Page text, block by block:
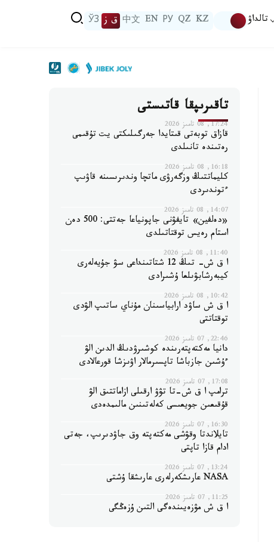
تالداۋ KZ
QZ
РУ
EN
中文 ق ز ЎЗ
تاقىرىپقا قاتىستى
17:24, 08 تامىز 2026
قازاق توبەتى قىتايدا جەرگىلىكتى يت تۇقىمى
رەتىندە تانىلدى
16:18, 08 تامىز 2026
كليماتتىڭ وزگەرۋى ماتچا وندىرىسىنە قاۋىپ
ءتوندىردى
14:07, 08 تامىز 2026
«دەلفين» تايفۋنى جاپونياعا جەتتى: 500 دەن
استام رەيس توقتاتىلدى
11:40, 08 تامىز 2026
ا ق ش- تىڭ 12 شتاتىنداعى سۋ جۇيەلەرى
كيبەرشابۋىلعا ۇشىرادى
10:42, 08 تامىز 2026
ا ق ش ساۋد ارابياسىنان مۇناي ساتىپ الۋدى
توقتاتتى
22:46, 07 تامىز 2026
دانيا مەكتەپتەرىندە كوشىرۋدىڭ الدىن الۋ
ءۇشىن جازباشا تاپسىرمالار اۋىزشا قورعالادى
17:08, 07 تامىز 2026
ترامپ ا ق ش-تا تۋۋ ارقىلى ازاماتتىق الۋ
قۇقىعىن جويعىسى كەلەتىنىن مالىمدەدى
16:30, 07 تامىز 2026
تايلاندتا وقۋشى مەكتەپتە وق جاۋدىرىپ، جەتى
ادام قازا تاپتى
13:24, 07 تامىز 2026
NASA عارىشكەرلەرى عارىشقا ۇشتى
11:25, 07 تامىز 2026
ا ق ش مۋزەيىندەگى التىن ۇزەڭگى